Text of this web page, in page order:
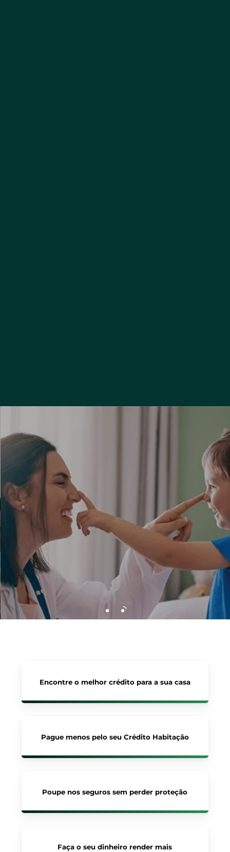
Encontre o melhor crédito para a sua casa
Pague menos pelo seu Crédito Habitação
Poupe nos seguros sem perder proteção
Faça o seu dinheiro render mais